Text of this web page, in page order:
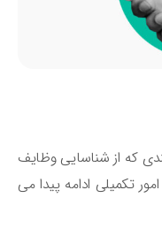
از شناسایی وظایف
ادامه پیدا می